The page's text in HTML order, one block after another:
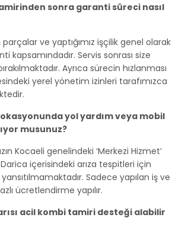
sonra garanti süreci nasıl
ve yaptığımız işçilik genel olarak
kapsamındadır. Servis sonrası size
Ayrıca sürecin hızlanması
yerel yönetim izinleri tarafımızca
yol yardım veya mobil
musunuz?
Kocaeli genelindeki ‘Merkezi Hizmet’
içerisindeki arıza tespitleri için
Sadece yapılan iş ve
ücretlendirme yapılır.
acil kombi tamiri desteği alabilir